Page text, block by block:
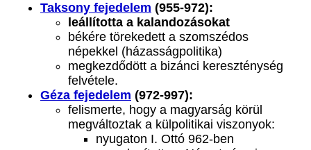
Taksony fejedelem (955-972):
leállította a kalandozásokat
békére törekedett a szomszédos
népekkel (házasságpolitika)
megkezdődött a bizánci kereszténység
felvétele.
Géza fejedelem (972-997):
felismerte, hogy a magyarság körül
megváltoztak a külpolitikai viszonyok:
nyugaton I. Ottó 962-ben